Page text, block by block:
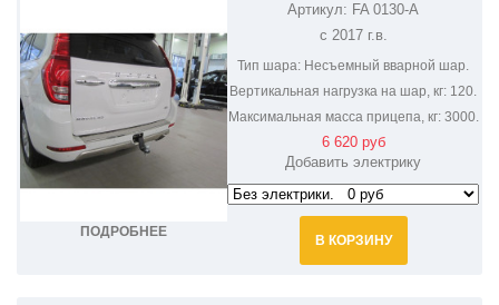
ПОДРОБНЕЕ
ФАРКОП НА HAVAL H9 FA 0130-A
Артикул: FA 0130-A
c 2017 г.в.
Тип шара: Несъемный вварной шар.
Вертикальная нагрузка на шар, кг: 120.
Максимальная масса прицепа, кг:3000.
6 620 руб
Добавить электрику
В КОРЗИНУ